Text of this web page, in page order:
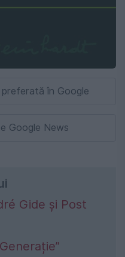
în Google
Google News
Gide şi Post